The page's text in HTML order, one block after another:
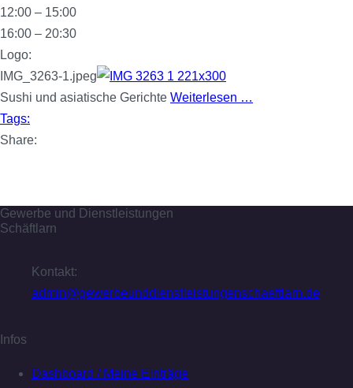
12:00 – 15:00
16:00 – 20:30
Logo:
IMG_3263-1.jpeg
Sushi und asiatische Gerichte Weiterlesen …
Tags:
Share:
Gewerbe und Dienstleistungen
Schäftlarn
Kontakt:
admin@gewerbeunddienstleistungenschaeftlarn.de
Infos
Dashboard / Meine Einträge